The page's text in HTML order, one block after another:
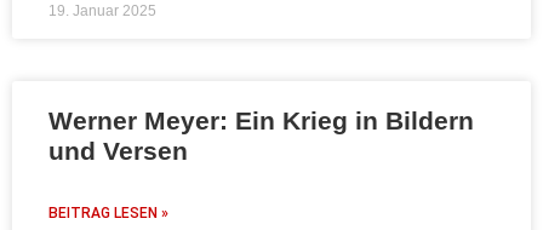
19. Januar 2025
Werner Meyer: Ein Krieg in Bildern
und Versen
BEITRAG LESEN »